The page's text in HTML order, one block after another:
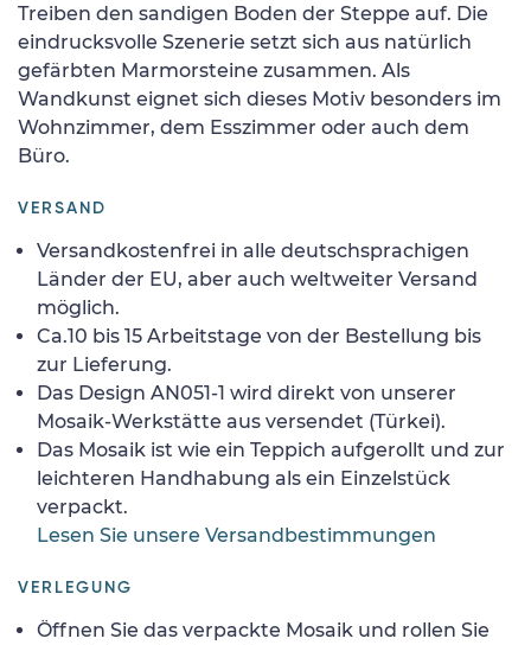
Treiben den sandigen Boden der Steppe auf. Die
eindrucksvolle Szenerie setzt sich aus natürlich
gefärbten Marmorsteine zusammen. Als
Wandkunst eignet sich dieses Motiv besonders im
Wohnzimmer, dem Esszimmer oder auch dem
Büro.
VERSAND
Versandkostenfrei in alle deutschsprachigen
Länder der EU, aber auch weltweiter Versand
möglich.
Ca.10 bis 15 Arbeitstage von der Bestellung bis
zur Lieferung.
Das Design AN051-1 wird direkt von unserer
Mosaik-Werkstätte aus versendet (Türkei).
Das Mosaik ist wie ein Teppich aufgerollt und zur
leichteren Handhabung als ein Einzelstück
verpackt.
Lesen Sie unsere Versandbestimmungen
VERLEGUNG
Öffnen Sie das verpackte Mosaik und rollen Sie